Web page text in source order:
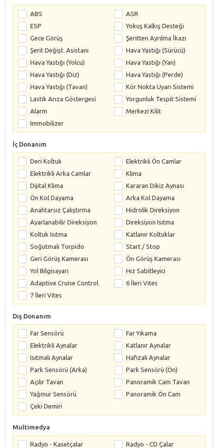
ABS
ASR
ESP
Yokuş Kalkış Desteği
Gece Görüş
Şeritten Ayrılma İkazı
Şerit Değişt. Asistanı
Hava Yastığı (Sürücü)
Hava Yastığı (Yolcu)
Hava Yastığı (Yan)
Hava Yastığı (Diz)
Hava Yastığı (Perde)
Hava Yastığı (Tavan)
Kör Nokta Uyarı Sistemi
Lastik Arıza Göstergesi
Yorgunluk Tespit Sistemi
Alarm
Merkezi Kilit
Immobilizer
İç Donanım
Deri Koltuk
Elektrikli Ön Camlar
Elektrikli Arka Camlar
Klima
Dijital Klima
Kararan Dikiz Aynası
Ön Kol Dayama
Arka Kol Dayama
Anahtarsız Çalıştırma
Hidrolik Direksiyon
Ayarlanabilir Direksiyon
Direksiyon Isıtma
Koltuk Isıtma
Katlanır Koltuklar
Soğutmalı Torpido
Start / Stop
Geri Görüş Kamerası
Ön Görüş Kamerası
Yol Bilgisayarı
Hız Sabitleyici
Adaptive Cruise Control
6 İleri Vites
7 İleri Vites
Dış Donanım
Far Sensörü
Far Yıkama
Elektrikli Aynalar
Katlanır Aynalar
Isıtmalı Aynalar
Hafızalı Aynalar
Park Sensörü (Arka)
Park Sensörü (Ön)
Açılır Tavan
Panoramik Cam Tavan
Yağmur Sensörü
Panoramik Ön Cam
Çeki Demiri
Multimedya
Radyo - Kasetçalar
Radyo - CD Çalar